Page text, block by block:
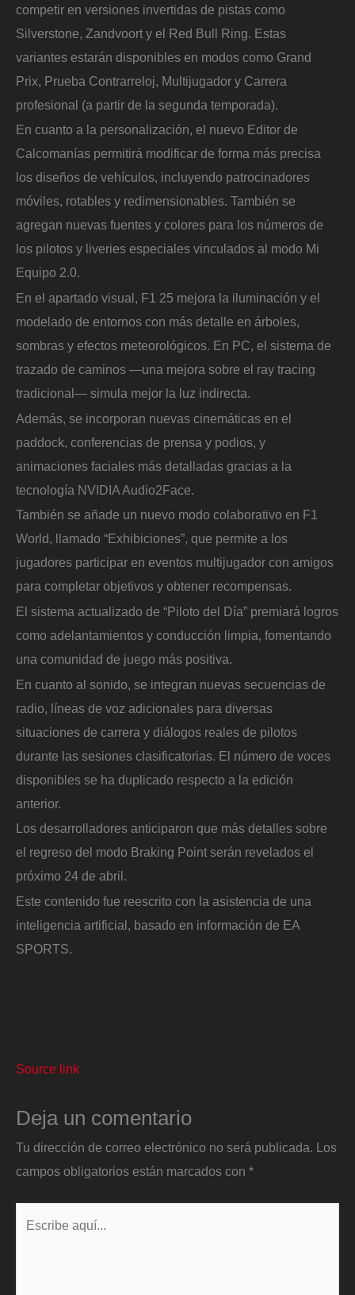
competir en versiones invertidas de pistas como
Silverstone, Zandvoort y el Red Bull Ring. Estas
variantes estarán disponibles en modos como Grand
Prix, Prueba Contrarreloj, Multijugador y Carrera
profesional (a partir de la segunda temporada).
En cuanto a la personalización, el nuevo Editor de
Calcomanías permitirá modificar de forma más precisa
los diseños de vehículos, incluyendo patrocinadores
móviles, rotables y redimensionables. También se
agregan nuevas fuentes y colores para los números de
los pilotos y liveries especiales vinculados al modo Mi
Equipo 2.0.
En el apartado visual, F1 25 mejora la iluminación y el
modelado de entornos con más detalle en árboles,
sombras y efectos meteorológicos. En PC, el sistema de
trazado de caminos —una mejora sobre el ray tracing
tradicional— simula mejor la luz indirecta.
Además, se incorporan nuevas cinemáticas en el
paddock, conferencias de prensa y podios, y
animaciones faciales más detalladas gracias a la
tecnología NVIDIA Audio2Face.
También se añade un nuevo modo colaborativo en F1
World, llamado “Exhibiciones”, que permite a los
jugadores participar en eventos multijugador con amigos
para completar objetivos y obtener recompensas.
El sistema actualizado de “Piloto del Día” premiará logros
como adelantamientos y conducción limpia, fomentando
una comunidad de juego más positiva.
En cuanto al sonido, se integran nuevas secuencias de
radio, líneas de voz adicionales para diversas
situaciones de carrera y diálogos reales de pilotos
durante las sesiones clasificatorias. El número de voces
disponibles se ha duplicado respecto a la edición
anterior.
Los desarrolladores anticiparon que más detalles sobre
el regreso del modo Braking Point serán revelados el
próximo 24 de abril.
Este contenido fue reescrito con la asistencia de una
inteligencia artificial, basado en información de EA
SPORTS.
Source link
Deja un comentario
Tu dirección de correo electrónico no será publicada. Los
campos obligatorios están marcados con *